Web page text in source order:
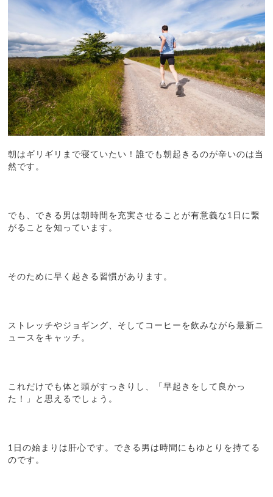
朝はギリギリまで寝ていたい！誰でも朝起きるのが辛いのは当
然です。
でも、できる男は朝時間を充実させることが有意義な1日に繋
がることを知っています。
そのために早く起きる習慣があります。
ストレッチやジョギング、そしてコーヒーを飲みながら最新ニ
ュースをキャッチ。
これだけでも体と頭がすっきりし、「早起きをして良かっ
た！」と思えるでしょう。
1日の始まりは肝心です。できる男は時間にもゆとりを持てる
のです。